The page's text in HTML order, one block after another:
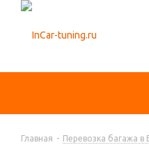
Главная - Перевозка багажа в